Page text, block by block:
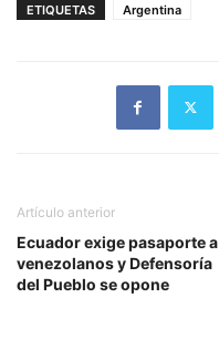
ETIQUETAS Argentina
Artículo anterior
Ecuador exige pasaporte a
venezolanos y Defensoría
del Pueblo se opone